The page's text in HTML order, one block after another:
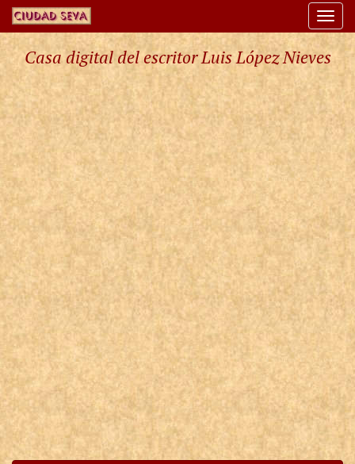
Casa digital del escritor Luis López Nieves